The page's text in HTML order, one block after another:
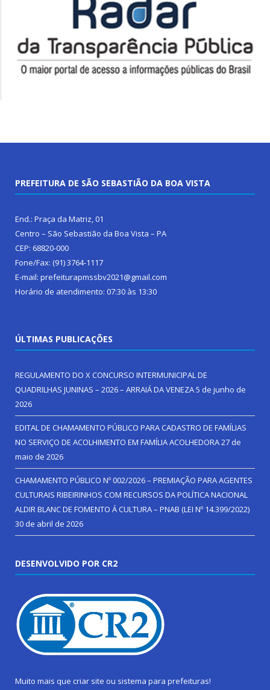
PREFEITURA DE SÃO SEBASTIÃO DA BOA VISTA
End.: Praça da Matriz, 01
Centro – São Sebastião da Boa Vista – PA
CEP: 68820-000
Fone/Fax: (91) 3764-1117
E-mail: prefeiturapmssbv2021@gmail.com
Horário de atendimento: 07:30 às 13:30
ÚLTIMAS PUBLICAÇÕES
REGULAMENTO DO X CONCURSO INTERMUNICIPAL DE
QUADRILHAS JUNINAS – 2026 – ARRAIÁ DA VENEZA5 de junho de
2026
EDITAL DE CHAMAMENTO PÚBLICO PARA CADASTRO DE FAMÍLIAS
NO SERVIÇO DE ACOLHIMENTO EM FAMÍLIA ACOLHEDORA27 de
maio de 2026
CHAMAMENTO PÚBLICO Nº 002/2026 – PREMIAÇÃO PARA AGENTES
CULTURAIS RIBEIRINHOS COM RECURSOS DA POLÍTICA NACIONAL
ALDIR BLANC DE FOMENTO Á CULTURA – PNAB (LEI Nº 14.399/2022)
30 de abril de 2026
DESENVOLVIDO POR CR2
Muito mais que criar site ou sistema para prefeituras!